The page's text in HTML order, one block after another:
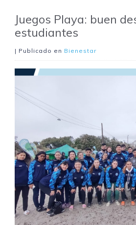
Juegos Playa: buen
estudiantes
| Publicado en Bienestar